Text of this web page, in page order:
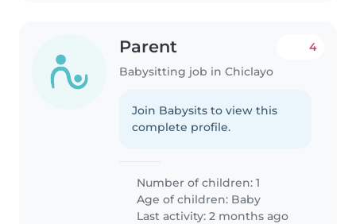
Parent
Babysitting job in Chiclayo
4
Join Babysits to view this
complete profile.
Number of children: 1
Age of children: Baby
Last activity: 2 months ago